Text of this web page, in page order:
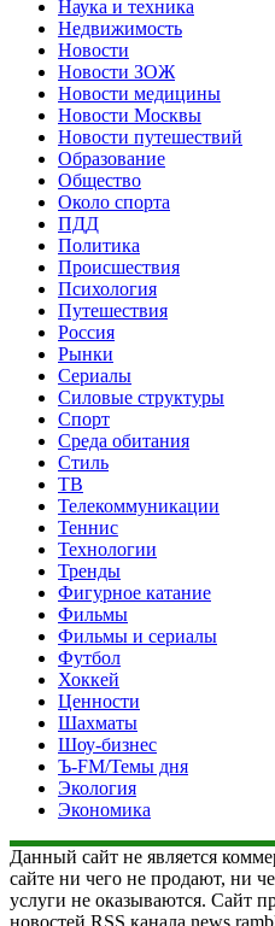
Наука и техника
Недвижимость
Новости
Новости ЗОЖ
Новости медицины
Новости Москвы
Новости путешествий
Образование
Общество
Около спорта
ПДД
Политика
Происшествия
Психология
Путешествия
Россия
Рынки
Сериалы
Силовые структуры
Спорт
Среда обитания
Стиль
ТВ
Телекоммуникации
Теннис
Технологии
Тренды
Фигурное катание
Фильмы
Фильмы и сериалы
Футбол
Хоккей
Ценности
Шахматы
Шоу-бизнес
Ъ-FM/Темы дня
Экология
Экономика
Данный сайт не является
сайте ни чего не продают, ни
услуги не оказываются. Сайт
новостей RSS канала